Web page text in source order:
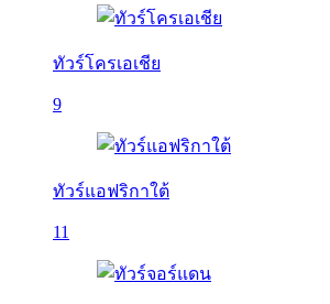
ทัวร์โครเอเชีย
9
ทัวร์แอฟริกาใต้
11